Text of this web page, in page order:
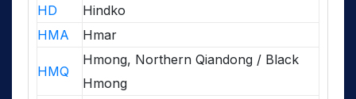
HD
Hindko
HMA
Hmar
HMQ
Hmong, Northern Qiandong / Black
Hmong